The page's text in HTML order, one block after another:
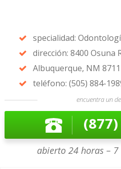
specialidad:
dirección: 8400 Osuna
Albuquerque, NM
teléfono: (505) 884-
encuentra un
abierto 24 horas –